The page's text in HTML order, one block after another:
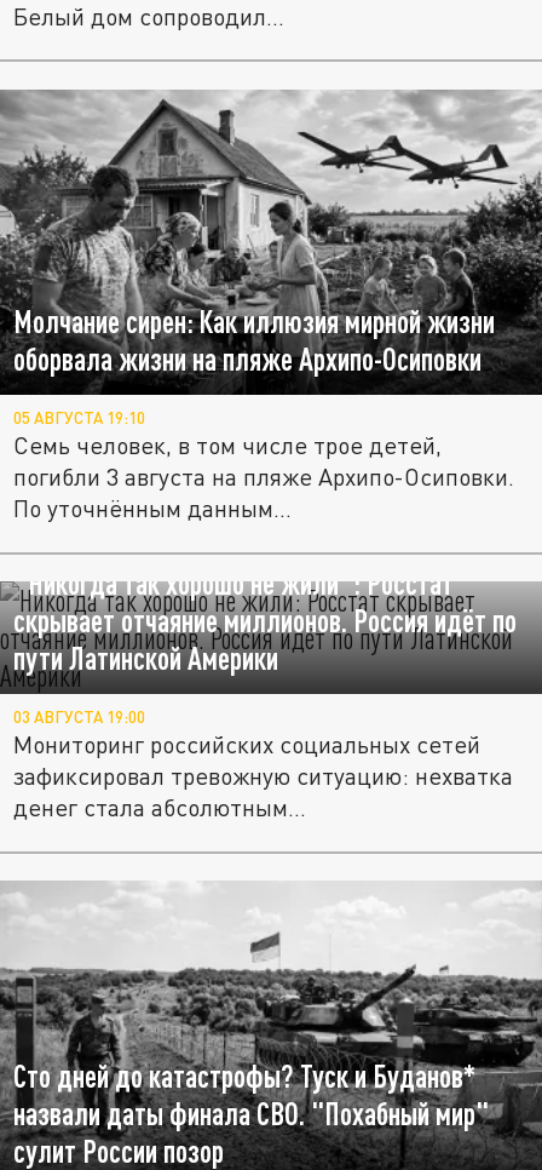
Белый дом сопроводил...
Молчание сирен: Как иллюзия мирной жизни
оборвала жизни на пляже Архипо-Осиповки
05 АВГУСТА 19:10
Семь человек, в том числе трое детей,
погибли 3 августа на пляже Архипо-Осиповки.
По уточнённым данным...
"Никогда так хорошо не жили": Росстат
скрывает отчаяние миллионов. Россия идёт по
пути Латинской Америки
03 АВГУСТА 19:00
Мониторинг российских социальных сетей
зафиксировал тревожную ситуацию: нехватка
денег стала абсолютным...
Сто дней до катастрофы? Туск и Буданов*
назвали даты финала СВО. "Похабный мир"
сулит России позор